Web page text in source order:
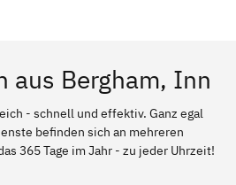
aus Bergham, Inn
- schnell und effektiv. Ganz egal
befinden sich an mehreren
365 Tage im Jahr - zu jeder Uhrzeit!